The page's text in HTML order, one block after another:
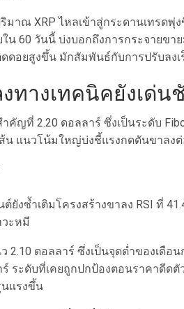
มาณ XRP ไหลเข้าสู่กระดานเทรดพุ่
น 60 วันนี้ บ่งบอกถึงการกระจายข
ดอยสูงขึ้น มักสัมพันธ์กับการปรับลง
ทางเทคนิคยังเด่น
คัญที่ 2.20 ดอลลาร์ ซึ่งเป็นระดับ
น แนวโน้มใหญ่บ่งชี้แรงกดดันขาลงต่
ต์ยังซ้ำเติมโครงสร้างขาลง RSI ที่
วะหมี
2.10 ดอลลาร์ ซึ่งเป็นจุดต่ำของเดือ
ร์ ระดับที่เคยถูกปกป้องตอนราคาดีด
นแรงขึ้น